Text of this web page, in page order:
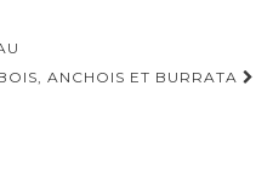
ANCHOIS ET BURRATA